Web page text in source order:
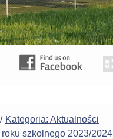
Kategoria: Aktualności
szkolnego 2023/2024